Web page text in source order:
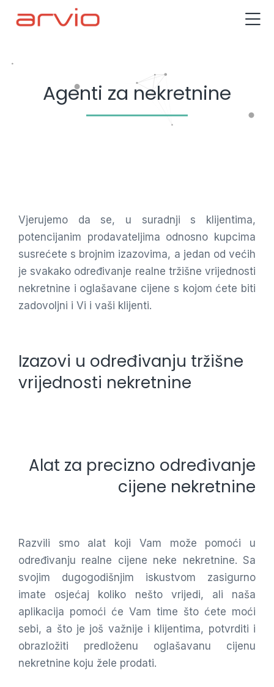
Agenti za nekretnine
Vjerujemo da se, u suradnji s klijentima,
potencijanim prodavateljima odnosno kupcima
susrećete s brojnim izazovima, a jedan od većih
je svakako određivanje realne tržišne vrijednosti
nekretnine i oglašavane cijene s kojom ćete biti
zadovoljni i Vi i vaši klijenti.
Izazovi u određivanju tržišne
vrijednosti nekretnine
Alat za precizno određivanje
cijene nekretnine
Razvili smo alat koji Vam može pomoći u
određivanju realne cijene neke nekretnine. Sa
svojim dugogodišnjim iskustvom zasigurno
imate osjećaj koliko nešto vrijedi, ali naša
aplikacija pomoći će Vam time što ćete moći
sebi, a što je još važnije i klijentima, potvrditi i
obrazložiti predloženu oglašavanu cijenu
nekretnine koju žele prodati.